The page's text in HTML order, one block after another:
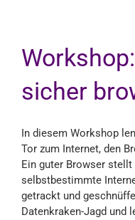
sicher
In diesem Workshop
Tor zum Internet, den
Ein guter Browser
selbstbestimmte
getrackt und
Datenkraken-Jagd und